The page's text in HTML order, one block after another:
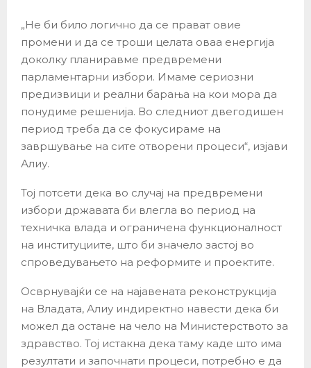
„Не би било логично да се прават овие
промени и да се троши целата оваа енергија
доколку планиравме предвремени
парламентарни избори. Имаме сериозни
предизвици и реални барања на кои мора да
понудиме решенија. Во следниот двегодишен
период треба да се фокусираме на
завршување на сите отворени процеси“, изјави
Алиу.
Тој потсети дека во случај на предвремени
избори државата би влегла во период на
техничка влада и ограничена функционалност
на институциите, што би значело застој во
спроведувањето на реформите и проектите.
Осврнувајќи се на најавената реконструкција
на Владата, Алиу индиректно навести дека би
можел да остане на чело на Министерството за
здравство. Тој истакна дека таму каде што има
резултати и започнати процеси, потребно е да